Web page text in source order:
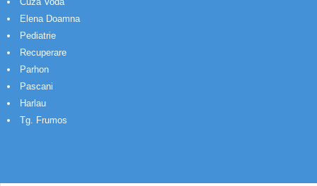
Elena Doamna
Pediatrie
Recuperare
Parhon
Pascani
Harlau
Tg. Frumos